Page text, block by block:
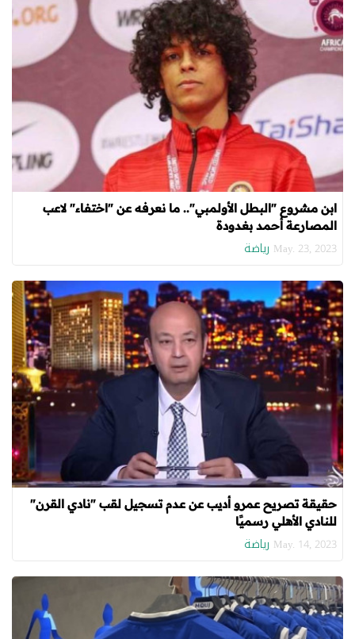
ابن مشروع "البطل الأولمبي".. ما نعرفه عن "اختفاء" لاعب
المصارعة أحمد بغدودة
May. 23, 2023 رياضة
حقيقة تصريح عمرو أديب عن عدم تسجيل لقب "نادي القرن"
للنادي الأهلي رسميًا
May. 14, 2023 رياضة